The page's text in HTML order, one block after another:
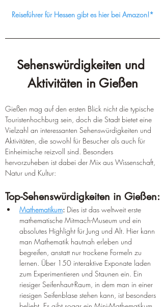
Reiseführer für Hessen gibt es hier bei Amazon!*
Sehenswürdigkeiten und
Aktivitäten in Gießen
Gießen mag auf den ersten Blick nicht die typische
Touristenhochburg sein, doch die Stadt bietet eine
Vielzahl an interessanten Sehenswürdigkeiten und
Aktivitäten, die sowohl für Besucher als auch für
Einheimische reizvoll sind. Besonders
hervorzuheben ist dabei der Mix aus Wissenschaft,
Natur und Kultur:
Top-Sehenswürdigkeiten in Gießen:
Mathematikum: Dies ist das weltweit erste
mathematische Mitmach-Museum und ein
absolutes Highlight für Jung und Alt. Hier kann
man Mathematik hautnah erleben und
begreifen, anstatt nur trockene Formeln zu
lernen. Über 150 interaktive Exponate laden
zum Experimentieren und Staunen ein. Ein
riesiger Seifenhaut-Raum, in dem man in einer
riesigen Seifenblase stehen kann, ist besonders